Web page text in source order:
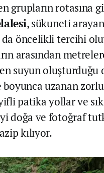
grupların rotasına
, sükuneti arayan
da öncelikli tercihi
arasından
suyun oluşturduğu
boyunca uzanan
patika yollar ve
doğa ve fotoğraf
kılıyor.